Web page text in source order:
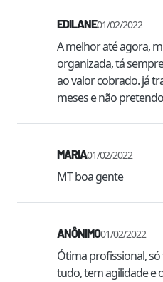
EDILANE01/02/2022
A melhor até agora,
organizada, tá
ao valor cobrado. já
meses e não
MARIA01/02/2022
MT boa gente
ANÔNIMO01/02/2022
Ótima profissional,
tudo, tem agilidade e